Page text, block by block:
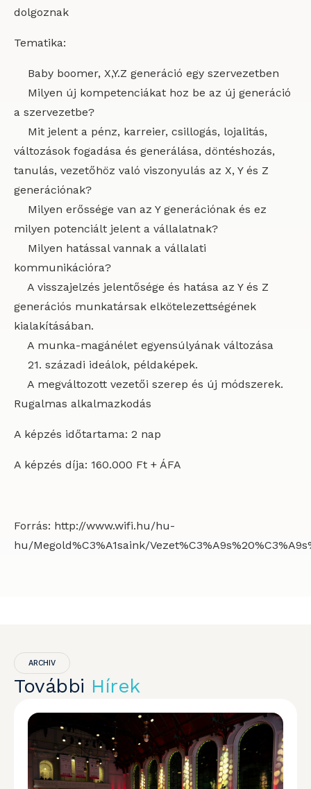
dolgoznak
Tematika:
Baby boomer, X,Y.Z generáció egy szervezetben
Milyen új kompetenciákat hoz be az új generáció
a szervezetbe?
Mit jelent a pénz, karreier, csillogás, lojalitás,
változások fogadása és generálása, döntéshozás,
tanulás, vezetőhöz való viszonyulás az X, Y és Z
generációnak?
Milyen erőssége van az Y generációnak és ez
milyen potenciált jelent a vállalatnak?
Milyen hatással vannak a vállalati
kommunikációra?
A visszajelzés jelentősége és hatása az Y és Z
generációs munkatársak elkötelezettségének
kialakításában.
A munka-magánélet egyensúlyának változása
21. századi ideálok, példaképek.
A megváltozott vezetői szerep és új módszerek.
Rugalmas alkalmazkodás
A képzés időtartama: 2 nap
A képzés díja: 160.000 Ft + ÁFA
Forrás: http://www.wifi.hu/hu-
hu/Megold%C3%A1saink/
ARCHIV
További Hírek